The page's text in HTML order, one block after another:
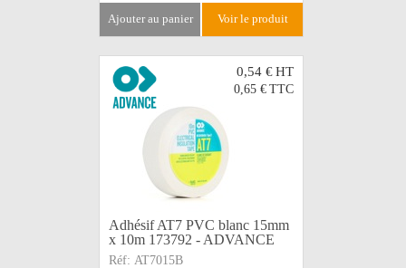
ajouter au panier voir le produit
0,54 €HT
0,65 € TTC
Adhésif AT7 PVC blanc 15mm
x 10m 173792 - ADVANCE
Réf: AT7015B